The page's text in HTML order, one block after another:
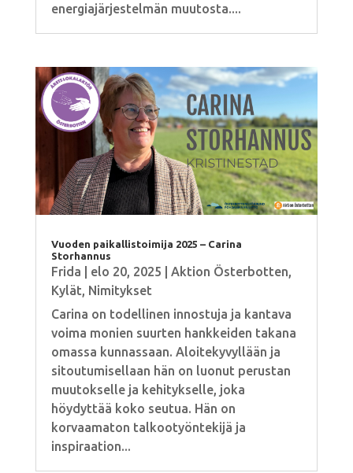
energiajärjestelmän muutosta....
Vuoden paikallistoimija 2025 – Carina
Storhannus
Frida elo 20, 2025 Aktion Österbotten,
Kylät, Nimitykset
Carina on todellinen innostuja ja kantava
voima monien suurten hankkeiden takana
omassa kunnassaan. Aloitekyvyllään ja
sitoutumisellaan hän on luonut perustan
muutokselle ja kehitykselle, joka
höydyttää koko seutua. Hän on
korvaamaton talkootyöntekijä ja
inspiraation...